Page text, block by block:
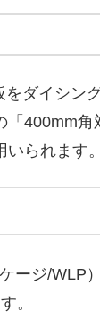
ダイシン
400mm角
いられます。
ージ/WLP
。